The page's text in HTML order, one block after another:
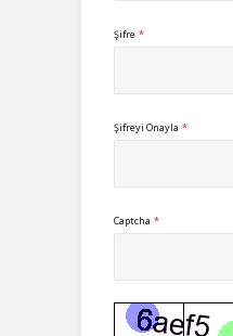
Şifre *
Şifreyi Onayla *
Captcha *